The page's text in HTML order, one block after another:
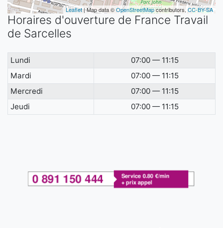
Leaflet| Map data ©OpenStreetMapcontributors, CC-BY-SA
Horaires d'ouverture de France Travail
de Sarcelles
Lundi
07:00 — 11:15
Mardi
07:00 — 11:15
Mercredi
07:00 — 11:15
Jeudi
07:00 — 11:15